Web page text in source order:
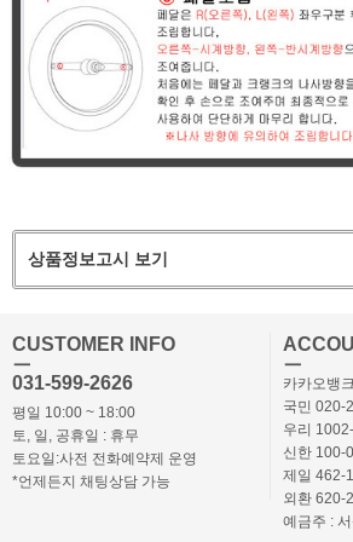
상품정보고시 보기
CUSTOMER INFO
ㅡ
031-599-2626
평일 10:00 ~ 18:00
토, 일, 공휴일 : 휴무
토요일:사전 전화예약제 운영
*언제든지 채팅상담 가능
ㅡ
카카오뱅
국민 020-
우리
신한 100-
제일 462-
외환 620-
예금주 :